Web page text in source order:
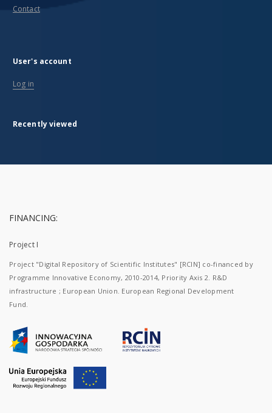
Contact
User's account
Log in
Recently viewed
FINANCING:
Project I
Project "Digital Repository of Scientific Institutes" [RCIN] co-financed by
Programme Innovative Economy, 2010-2014, Priority Axis 2. R&D
infrastructure ; European Union. European Regional Development
Fund.